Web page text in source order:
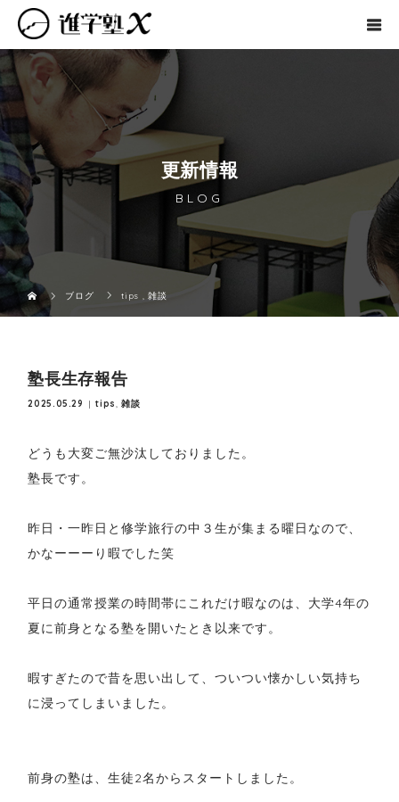
更新情報
BLOG
ブログ tips , 雑談
塾長生存報告
2025.05.29 tips,雑談
どうも大変ご無沙汰しておりました。
塾長です。
昨日・一昨日と修学旅行の中３生が集まる曜日なので、
かなーーーり暇でした笑
平日の通常授業の時間帯にこれだけ暇なのは、大学4年の
夏に前身となる塾を開いたとき以来です。
暇すぎたので昔を思い出して、ついつい懐かしい気持ち
に浸ってしまいました。
前身の塾は、生徒2名からスタートしました。